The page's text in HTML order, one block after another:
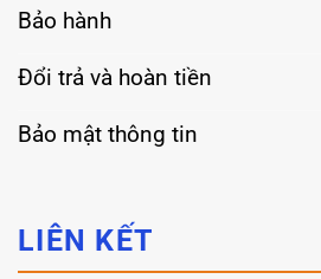
Bảo hành
Đổi trả và hoàn tiền
Bảo mật thông tin
LIÊN KẾT